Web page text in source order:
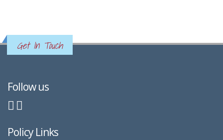
Get In Touch
Follow us
Policy Links